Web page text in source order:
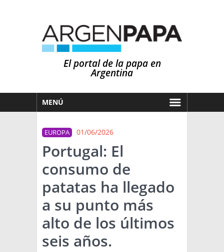
El portal de la papa en
Argentina
MENÚ
MERCADOS
NOTICIAS
EN ESPAÑOL
OTROS IDIOMAS
PRONÓSTICO
LLUVIAS
EL MUNDO
TÉCNICA
EUROPA 01/06/2026
Portugal: El
consumo de
patatas ha llegado
a su punto más
alto de los últimos
seis años.